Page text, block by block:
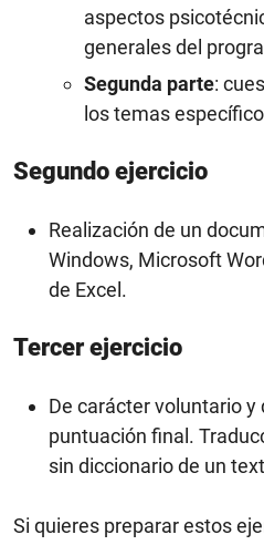
aspectos
generales del
Segunda parte:
los temas
Segundo ejercicio
Realización de un
Windows, Microsoft
de Excel.
Tercer ejercicio
De carácter voluntario
puntuación final.
sin diccionario de un
Si quieres preparar estos